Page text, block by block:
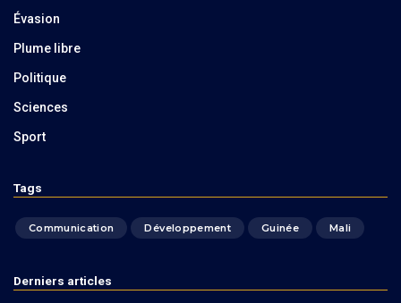
Évasion
Plume libre
Politique
Sciences
Sport
Tags
Communication Développement Guinée Mali
Derniers articles